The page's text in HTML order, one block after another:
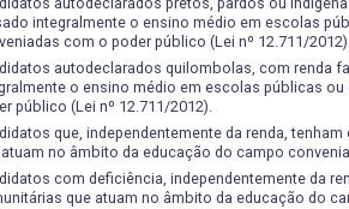
integralmente o ensino médio em escolas
com o poder público (Lei nº 12.711/
autodeclarados quilombolas, com renda
o ensino médio em escolas públicas
público (Lei nº 12.711/2012).
que, independentemente da renda,
no âmbito da educação do campo
com deficiência, independentemente da
que atuam no âmbito da educação do